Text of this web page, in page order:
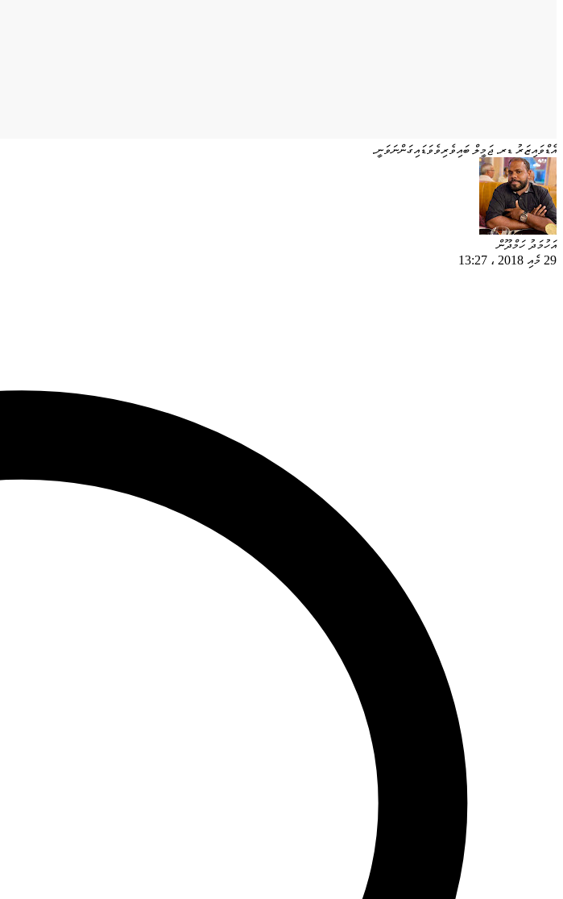
އެޑްވައިޒަރު ޑރ. ޖަމީލް ބައިވެރިވެވަޑައިގަންނަވަނީ.
އަހުމަދު ހަމްދޫން
29 މެއި 2018
، 13:27